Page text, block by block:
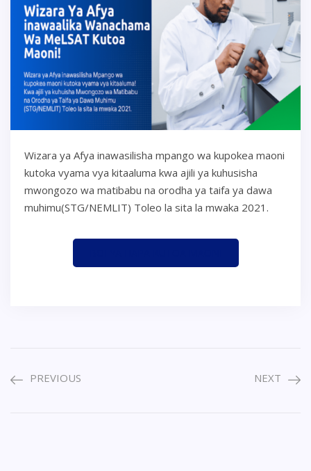
Wizara ya Afya inawasilisha mpango wa kupokea maoni
kutoka vyama vya kitaaluma kwa ajili ya kuhusisha
mwongozo wa matibabu na orodha ya taifa ya dawa
muhimu(STG/NEMLIT) Toleo la sita la mwaka 2021.
PREVIOUS NEXT